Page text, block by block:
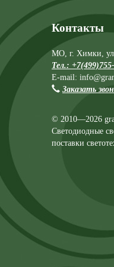
Контакты
МО, г. Химки,
Тел.:
E-mail:
Заказать
© 2010—2026
Светодиодные
поставки